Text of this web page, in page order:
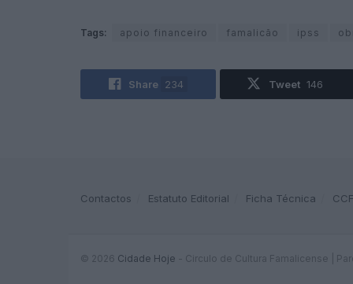
Tags: apoio financeiro famalicão ipss
Share 234 Tweet 146
Contactos Estatuto Editorial Ficha Técnica CCF
© 2026 Cidade Hoje - Circulo de Cultura Famalicense |